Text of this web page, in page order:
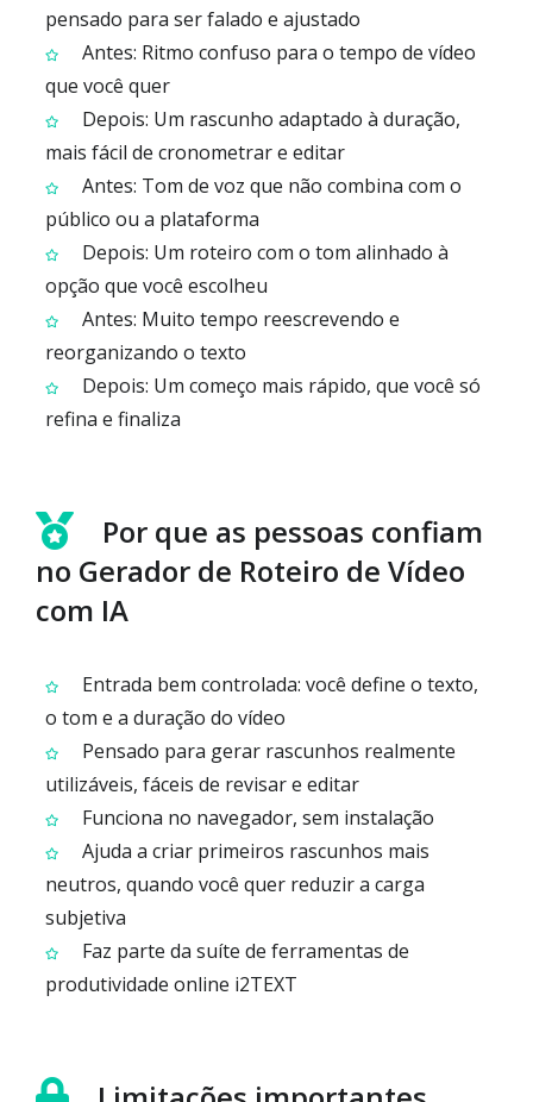
pensado para ser falado e ajustado
Antes: Ritmo confuso para o tempo de vídeo
que você quer
Depois: Um rascunho adaptado à duração,
mais fácil de cronometrar e editar
Antes: Tom de voz que não combina com o
público ou a plataforma
Depois: Um roteiro com o tom alinhado à
opção que você escolheu
Antes: Muito tempo reescrevendo e
reorganizando o texto
Depois: Um começo mais rápido, que você só
refina e finaliza
Por que as pessoas confiam
no Gerador de Roteiro de Vídeo
com IA
Entrada bem controlada: você define o texto,
o tom e a duração do vídeo
Pensado para gerar rascunhos realmente
utilizáveis, fáceis de revisar e editar
Funciona no navegador, sem instalação
Ajuda a criar primeiros rascunhos mais
neutros, quando você quer reduzir a carga
subjetiva
Faz parte da suíte de ferramentas de
produtividade online i2TEXT